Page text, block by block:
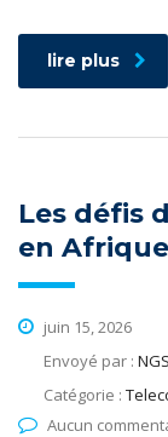
lire plus
Les défis
en
juin 15, 2026
Envoyé par :
Catégorie :
Aucun